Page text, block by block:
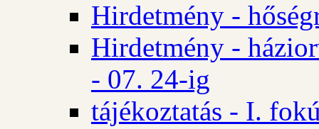
Hirdetmény -
Hirdetmény -
- 07. 24-ig
tájékoztatás - I.